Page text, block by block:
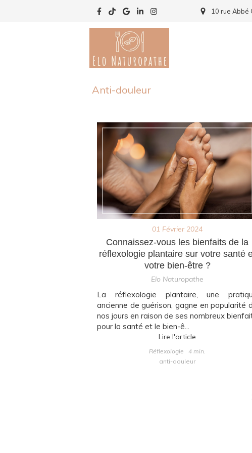
10 rue Abbé
Anti-douleur
01 Février 2024
Connaissez-vous les bienfaits de la
réflexologie plantaire sur votre santé
votre bien-être ?
Elo Naturopathe
La réflexologie plantaire, une
ancienne de guérison, gagne en popularité
nos jours en raison de ses nombreux
pour la santé et le bien-ê...
Lire l'article
Réflexologie
4 min.
anti-douleur